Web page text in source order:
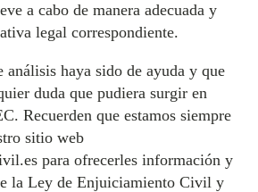
a cabo de manera adecuada y
legal correspondiente.
análisis haya sido de ayuda y que
duda que pudiera surgir en
Recuerden que estamos siempre
sitio web
para ofrecerles información y
la Ley de Enjuiciamiento Civil y